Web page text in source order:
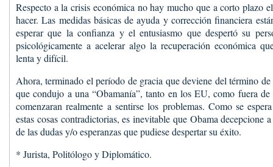
Respecto a la crisis económica no hay mucho que a corto plazo
hacer. Las medidas básicas de ayuda y corrección financiera
esperar que la confianza y el entusiasmo que despertó su
psicológicamente a acelerar algo la recuperación económica
lenta y difícil.
Ahora, terminado el período de gracia que deviene del término
que condujo a una “Obamanía”, tanto en los EU, como fuera de
comenzaran realmente a sentirse los problemas. Como se
estas cosas contradictorias, es inevitable que Obama decepcione
de las dudas y/o esperanzas que pudiese despertar su éxito.
* Jurista, Politólogo y Diplomático.